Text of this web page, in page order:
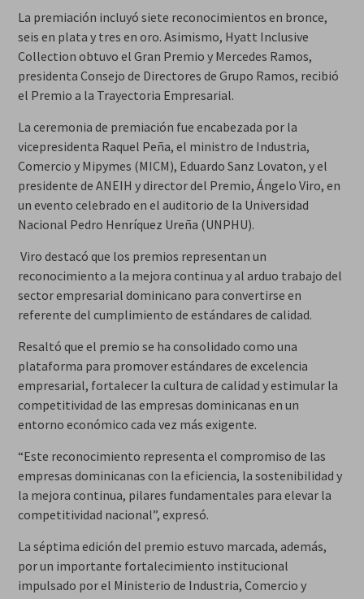
La premiación incluyó siete reconocimientos en bronce,
seis en plata y tres en oro. Asimismo, Hyatt Inclusive
Collection obtuvo el Gran Premio y Mercedes Ramos,
presidenta Consejo de Directores de Grupo Ramos, recibió
el Premio a la Trayectoria Empresarial.
La ceremonia de premiación fue encabezada por la
vicepresidenta Raquel Peña, el ministro de Industria,
Comercio y Mipymes (MICM), Eduardo Sanz Lovaton, y el
presidente de ANEIH y director del Premio, Ángelo Viro, en
un evento celebrado en el auditorio de la Universidad
Nacional Pedro Henríquez Ureña (UNPHU).
Viro destacó que los premios representan un
reconocimiento a la mejora continua y al arduo trabajo del
sector empresarial dominicano para convertirse en
referente del cumplimiento de estándares de calidad.
Resaltó que el premio se ha consolidado como una
plataforma para promover estándares de excelencia
empresarial, fortalecer la cultura de calidad y estimular la
competitividad de las empresas dominicanas en un
entorno económico cada vez más exigente.
“Este reconocimiento representa el compromiso de las
empresas dominicanas con la eficiencia, la sostenibilidad y
la mejora continua, pilares fundamentales para elevar la
competitividad nacional”, expresó.
La séptima edición del premio estuvo marcada, además,
por un importante fortalecimiento institucional
impulsado por el Ministerio de Industria, Comercio y